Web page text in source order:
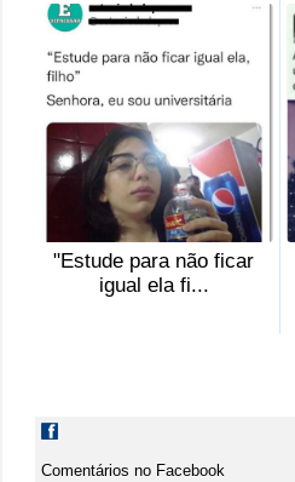
"Estude para não ficar
igual ela fi...
Comentários no Facebook